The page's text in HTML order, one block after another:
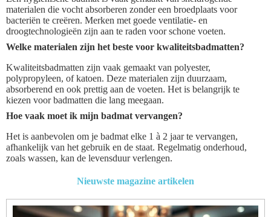
materialen die vocht absorberen zonder een broedplaats voor
bacteriën te creëren. Merken met goede ventilatie- en
droogtechnologieën zijn aan te raden voor schone voeten.
Welke materialen zijn het beste voor kwaliteitsbadmatten?
Kwaliteitsbadmatten zijn vaak gemaakt van polyester,
polypropyleen, of katoen. Deze materialen zijn duurzaam,
absorberend en ook prettig aan de voeten. Het is belangrijk te
kiezen voor badmatten die lang meegaan.
Hoe vaak moet ik mijn badmat vervangen?
Het is aanbevolen om je badmat elke 1 à 2 jaar te vervangen,
afhankelijk van het gebruik en de staat. Regelmatig onderhoud,
zoals wassen, kan de levensduur verlengen.
Nieuwste magazine artikelen